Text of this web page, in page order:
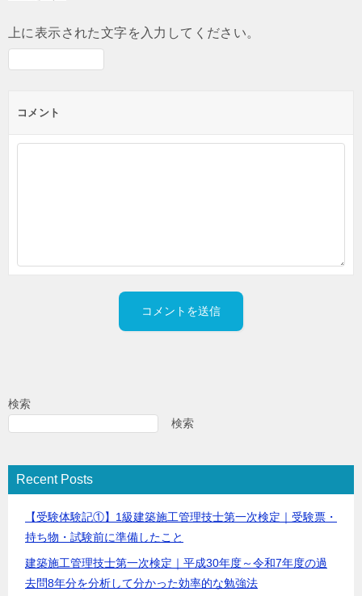
上に表示された文字を入力してください。
コメント
検索
検索
Recent Posts
【受験体験記①】1級建築施工管理技士第一次検定｜受験票・
持ち物・試験前に準備したこと
建築施工管理技士第一次検定｜平成30年度～令和7年度の過
去問8年分を分析して分かった効率的な勉強法